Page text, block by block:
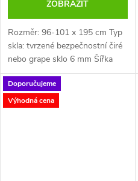
ZOBRAZIT
Rozměr: 96-101 x 195 cm Typ
skla: tvrzené bezpečnostní čiré
nebo grape sklo 6 mm Šířka
vstupu:...
Doporučujeme
Výhodná cena